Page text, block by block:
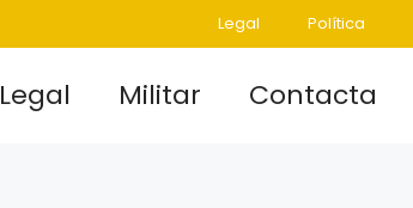
Legal Política
Legal Militar Contacta